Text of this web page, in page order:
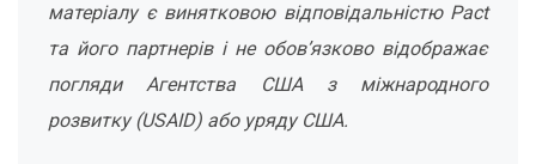
матеріалу є винятковою відповідальністю Pact
та його партнерів і не обов’язково відображає
погляди Агентства США з міжнародного
розвитку (USAID) або уряду США.